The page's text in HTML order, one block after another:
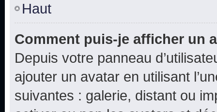
Haut
Comment puis-je afficher un
Depuis votre panneau
ajouter un avatar en utilisant
suivantes : galerie, distant ou